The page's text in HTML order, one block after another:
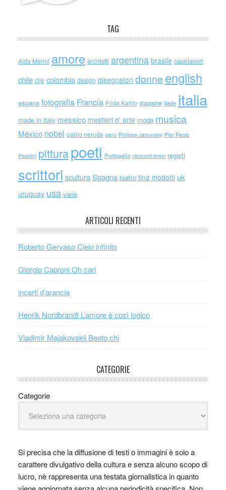
TAG
Alda Merini amore architetti argentina brasile capolavori
chile cile colombia design disegnatori donne english
espana fotografia Francia Frida Kahlo giappone iliade italia
made in italy messico mestieri d' arte moda musica
México nobel pablo neruda perù Philippe Jaroussky Pier Paolo
Pasolini pitturapoeti Portogallo racconti brevi registi
scrittori scultura Spagna teatro tina modotti uk
uruguay usa varie
ARTICOLI RECENTI
Roberto Gervaso Cielo infinito
Giorgio Caproni Oh cari
incarti d’arancia
Henrik Nordbrandt L’amore è così logico
Vladimir Majakovskij Beato chi
CATEGORIE
Categorie
Si precisa che la diffusione di testi o immagini è solo a
carattere divulgativo della cultura e senza alcuno scopo di
lucro, nè rappresenta una testata giornalistica in quanto